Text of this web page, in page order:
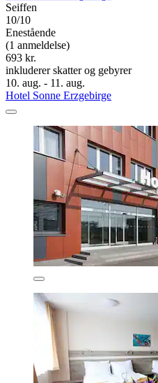
Seiffen
10/10
Enestående
(1 anmeldelse)
693 kr.
inkluderer skatter og gebyrer
10. aug. - 11. aug.
Hotel Sonne Erzgebirge